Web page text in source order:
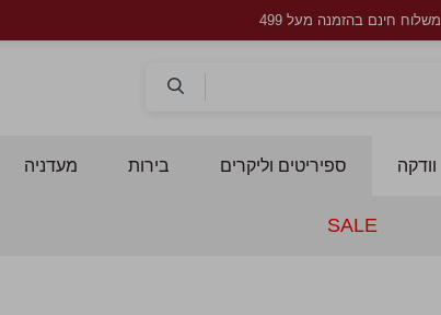
משלוח חינם בהזמנה מעל 499
וודקה ספיריטים וליקרים בירות מעדניה
SALE